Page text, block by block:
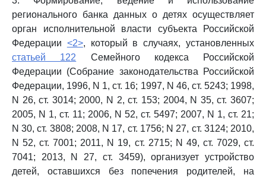
регионального банка данных о детях осуществляет
орган исполнительной власти субъекта Российской
Федерации <2>, который в случаях, установленных
статьей 122 Семейного кодекса Российской
Федерации (Собрание законодательства Российской
Федерации, 1996, N 1, ст. 16; 1997, N 46, ст. 5243; 1998,
N 26, ст. 3014; 2000, N 2, ст. 153; 2004, N 35, ст. 3607;
2005, N 1, ст. 11; 2006, N 52, ст. 5497; 2007, N 1, ст. 21;
N 30, ст. 3808; 2008, N 17, ст. 1756; N 27, ст. 3124; 2010,
N 52, ст. 7001; 2011, N 19, ст. 2715; N 49, ст. 7029, ст.
7041; 2013, N 27, ст. 3459), организует устройство
детей, оставшихся без попечения родителей, на